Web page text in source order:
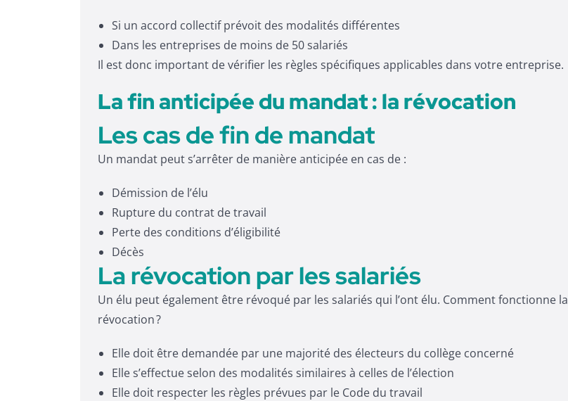
Si un accord collectif prévoit des modalités différentes
Dans les entreprises de moins de 50 salariés
Il est donc important de vérifier les règles spécifiques applicables dans votre entreprise.
La fin anticipée du mandat : la révocation
Les cas de fin de mandat
Un mandat peut s’arrêter de manière anticipée en cas de :
Démission de l’élu
Rupture du contrat de travail
Perte des conditions d’éligibilité
Décès
La révocation par les salariés
Un élu peut également être révoqué par les salariés qui l’ont élu. Comment fonctionne la
révocation ?
Elle doit être demandée par une majorité des électeurs du collège concerné
Elle s’effectue selon des modalités similaires à celles de l’élection
Elle doit respecter les règles prévues par le Code du travail